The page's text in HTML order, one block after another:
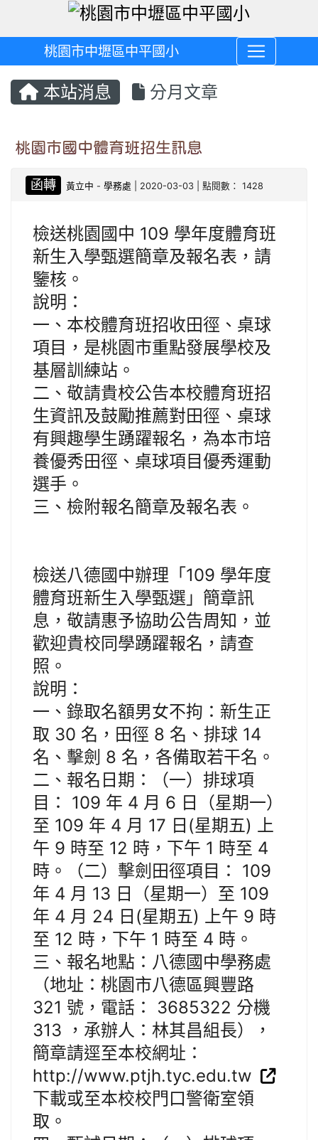
桃園市中壢區中平國小
本站消息 分月文章
桃園市國中體育班招生訊息
函轉 黃立中 -學務處 | 2020-03-03 | 點閱數： 1428
檢送桃園國中 109 學年度體育班
新生入學甄選簡章及報名表，請
鑒核。
說明：
一、本校體育班招收田徑、桌球
項目，是桃園市重點發展學校及
基層訓練站。
二、敬請貴校公告本校體育班招
生資訊及鼓勵推薦對田徑、桌球
有興趣學生踴躍報名，為本市培
養優秀田徑、桌球項目優秀運動
選手。
三、檢附報名簡章及報名表。
檢送八德國中辦理「109 學年度
體育班新生入學甄選」簡章訊
息，敬請惠予協助公告周知，並
歡迎貴校同學踴躍報名，請查
照。
說明：
一、錄取名額男女不拘：新生正
取 30 名，田徑 8 名、排球 14
名、擊劍 8 名，各備取若干名。
二、報名日期：（一）排球項
目： 109 年 4 月 6 日（星期一）
至 109 年 4 月 17 日(星期五) 上
午 9 時至 12 時，下午 1 時至 4
時。（二）擊劍田徑項目： 109
年 4 月 13 日（星期一）至 109
年 4 月 24 日(星期五) 上午 9 時
至 12 時，下午 1 時至 4 時。
三、報名地點：八德國中學務處
（地址：桃園市八德區興豐路
321 號，電話： 3685322 分機
313 ，承辦人：林其昌組長），
簡章請逕至本校網址：
http://www.ptjh.tyc.edu.tw
下載或至本校校門口警衛室領
取。